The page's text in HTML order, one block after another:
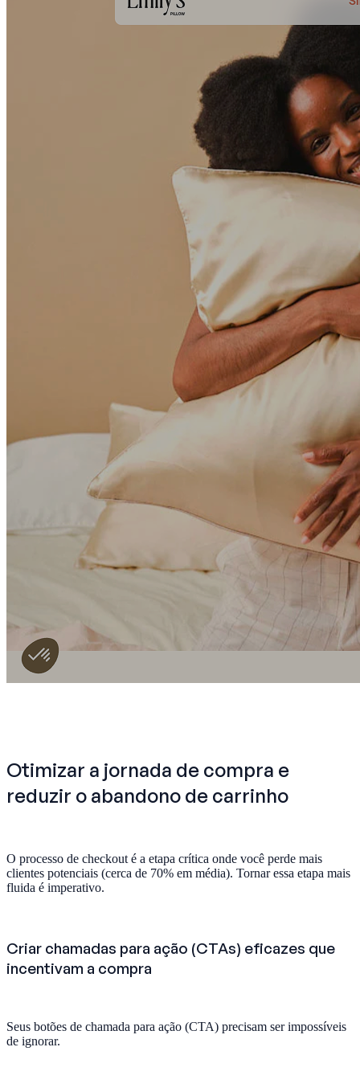
Otimizar a jornada de compra e
reduzir o abandono de carrinho
O processo de checkout é a etapa crítica onde você perde mais
clientes potenciais (cerca de 70% em média). Tornar essa etapa mais
fluida é imperativo.
Criar chamadas para ação (CTAs) eficazes que
incentivam a compra
Seus botões de chamada para ação (CTA) precisam ser impossíveis
de ignorar.